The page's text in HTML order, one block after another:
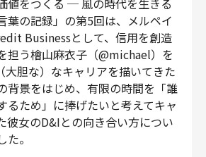
ライバシー
募集中の求人一覧
葉の記録」の第5回は、メルペイ
Businessとして、信用を創造
担う檜山麻衣子（@michael）を
胆な）なキャリアを描いてきた
背景をはじめ、有限の時間を「誰
るため」に捧げたいと考えてキャ
彼女のD&Iとの向き合い方につい
。